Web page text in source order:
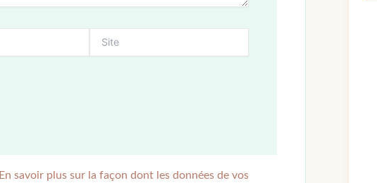
En savoir plus sur la façon dont les données de vos